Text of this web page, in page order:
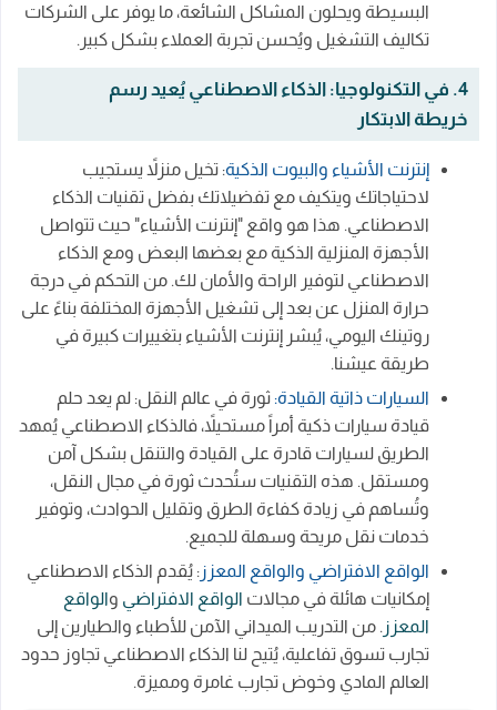
البسيطة ويحلون المشاكل الشائعة، ما يوفر على الشركات
تكاليف التشغيل ويُحسن تجربة العملاء بشكل كبير.
4. في التكنولوجيا: الذكاء الاصطناعي يُعيد رسم
خريطة الابتكار
إنترنت الأشياء والبيوت الذكية: تخيل منزلاً يستجيب
لاحتياجاتك ويتكيف مع تفضيلاتك بفضل تقنيات الذكاء
الاصطناعي. هذا هو واقع "إنترنت الأشياء" حيث تتواصل
الأجهزة المنزلية الذكية مع بعضها البعض ومع الذكاء
الاصطناعي لتوفير الراحة والأمان لك. من التحكم في درجة
حرارة المنزل عن بعد إلى تشغيل الأجهزة المختلفة بناءً على
روتينك اليومي، يُبشر إنترنت الأشياء بتغييرات كبيرة في
طريقة عيشنا.
السيارات ذاتية القيادة: ثورة في عالم النقل: لم يعد حلم
قيادة سيارات ذكية أمراً مستحيلاً، فالذكاء الاصطناعي يُمهد
الطريق لسيارات قادرة على القيادة والتنقل بشكل آمن
ومستقل. هذه التقنيات ستُحدث ثورة في مجال النقل،
وتُساهم في زيادة كفاءة الطرق وتقليل الحوادث، وتوفير
خدمات نقل مريحة وسهلة للجميع.
الواقع الافتراضي والواقع المعزز : يُقدم الذكاء الاصطناعي
إمكانيات هائلة في مجالات الواقع الافتراضي والواقع
المعزز . من التدريب الميداني الآمن للأطباء والطيارين إلى
تجارب تسوق تفاعلية، يُتيح لنا الذكاء الاصطناعي تجاوز حدود
العالم المادي وخوض تجارب غامرة ومميزة.